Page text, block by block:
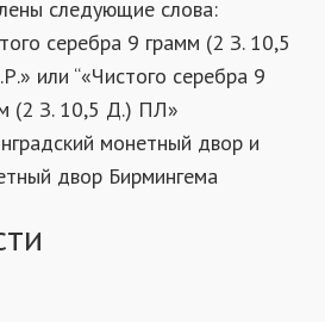
следующие слова:
серебра 9 грамм (2 З. 10,5
или “«Чистого серебра 9
(2 З. 10,5 Д.) ПЛ»
монетный двор и
двор Бирмингема